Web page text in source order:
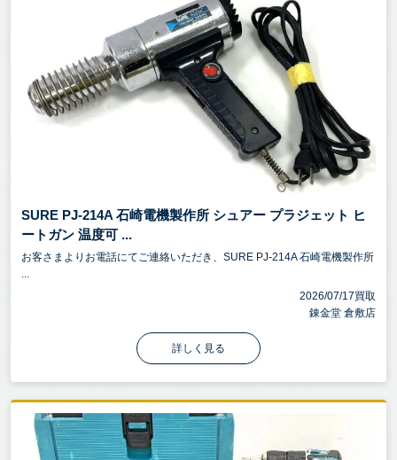
SURE PJ-214A 石崎電機製作所 シュアー プラジェット ヒ
ートガン 温度可 ...
お客さまよりお電話にてご連絡いただき、SURE PJ-214A 石崎電機製作所
...
2026/07/17買取
錬金堂 倉敷店
詳しく見る